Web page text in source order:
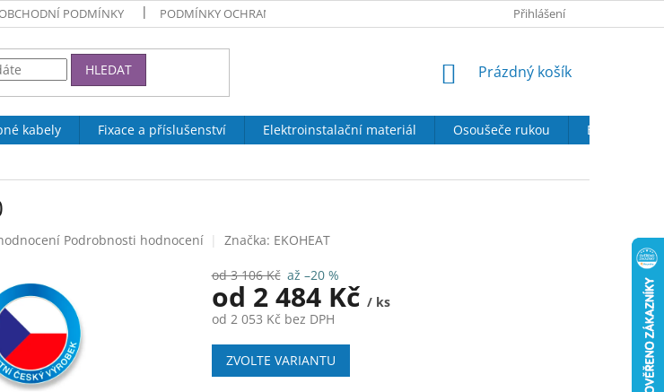
PODMÍNKY PODMÍNKY OCHRANY OSOBNÍCH ÚDAJŮ SOUBORY COOKIES DOPRAVA A PLATBA
Přihlášení
HLEDAT
NÁKUPNÍ
Prázdný košík
kabely Fixace a příslušenství Elektroinstalační materiál Osoušeče rukou
Elektrické
Podrobnosti hodnocení Značka: EKOHEAT
od 3 106 Kč až –20 %
od 2 484 Kč / ks
od 2 053 Kč bez DPH
Měrná
cena:
ZVOLTE VARIANTU